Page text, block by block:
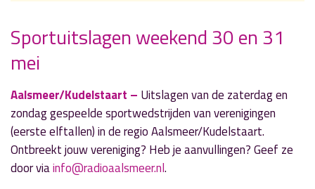
« Vorig nieuwsbericht
De verhalenreeks 'Onderweg' door Martin
Spaargaren (4): 'Op grotere voet'
» Volgend nieuwsbericht
KudelFair keert terug met meer kramen en
activiteiten
30 mei 2026
Sportuitslagen weekend 30 en 31
mei
Aalsmeer/Kudelstaart – Uitslagen van de zaterdag en
zondag gespeelde sportwedstrijden van verenigingen
(eerste elftallen) in de regio Aalsmeer/Kudelstaart.
Ontbreekt jouw vereniging? Heb je aanvullingen? Geef ze
door viainfo@radioaalsmeer.nl.